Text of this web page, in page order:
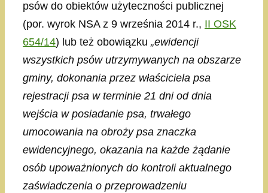
psów do obiektów użyteczności publicznej
(por. wyrok NSA z 9 września 2014 r., II OSK
654/14) lub też obowiązku „ewidencji
wszystkich psów utrzymywanych na obszarze
gminy, dokonania przez właściciela psa
rejestracji psa w terminie 21 dni od dnia
wejścia w posiadanie psa, trwałego
umocowania na obroży psa znaczka
ewidencyjnego, okazania na każde żądanie
osób upoważnionych do kontroli aktualnego
zaświadczenia o przeprowadzeniu